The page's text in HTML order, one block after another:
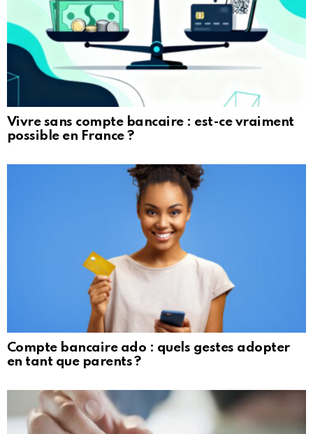
Vivre sans compte bancaire : est-ce vraiment
possible en France ?
Compte bancaire ado : quels gestes adopter
en tant que parents ?